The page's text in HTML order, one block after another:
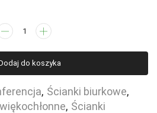
do koszyka
, Ścianki biurkowe,
, Ścianki